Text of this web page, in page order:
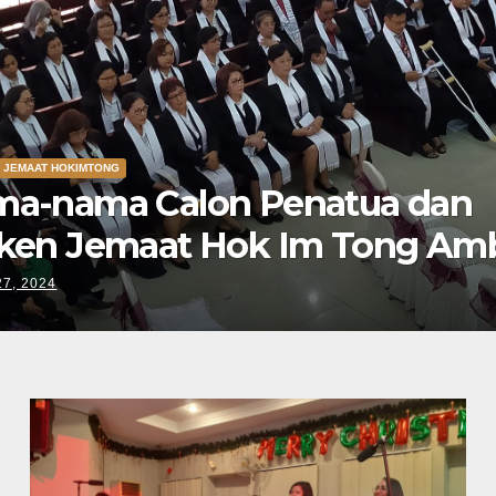
JEMAAT HOKIMTONG
Jemaat Khusus GPM
Ambon ke 25
2024